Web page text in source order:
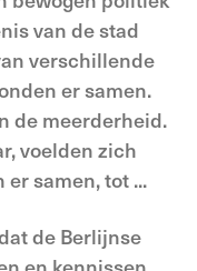
van de stad
verschillende
er samen.
de meerderheid.
voelden zich
samen, tot ...
de Berlijnse